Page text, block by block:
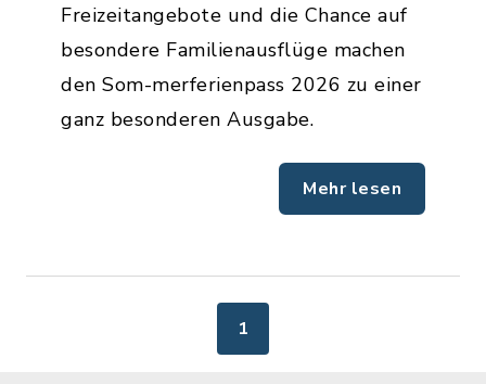
Freizeitangebote und die Chance auf
besondere Familienausflüge machen
den Som-merferienpass 2026 zu einer
ganz besonderen Ausgabe.
Mehr lesen
1